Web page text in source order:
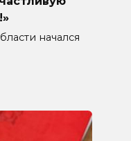
начался